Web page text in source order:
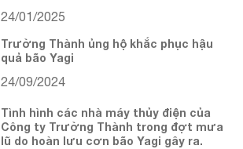
24/01/2025
Trường Thành ủng hộ khắc phục hậu
quả bão Yagi
24/09/2024
Tình hình các nhà máy thủy điện của
Công ty Trường Thành trong đợt mưa
lũ do hoàn lưu cơn bão Yagi gây ra.